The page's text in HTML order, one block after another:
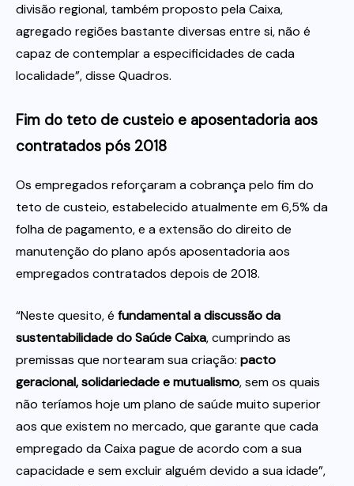
divisão regional, também proposto pela Caixa,
agregado regiões bastante diversas entre si, não é
capaz de contemplar a especificidades de cada
localidade”, disse Quadros.
Fim do teto de custeio e aposentadoria aos
contratados pós 2018
Os empregados reforçaram a cobrança pelo fim do
teto de custeio, estabelecido atualmente em 6,5% da
folha de pagamento, e a extensão do direito de
manutenção do plano após aposentadoria aos
empregados contratados depois de 2018.
“Neste quesito, é fundamental a discussão da
sustentabilidade do Saúde Caixa, cumprindo as
premissas que nortearam sua criação: pacto
geracional, solidariedade e mutualismo, sem os quais
não teríamos hoje um plano de saúde muito superior
aos que existem no mercado, que garante que cada
empregado da Caixa pague de acordo com a sua
capacidade e sem excluir alguém devido a sua idade”,